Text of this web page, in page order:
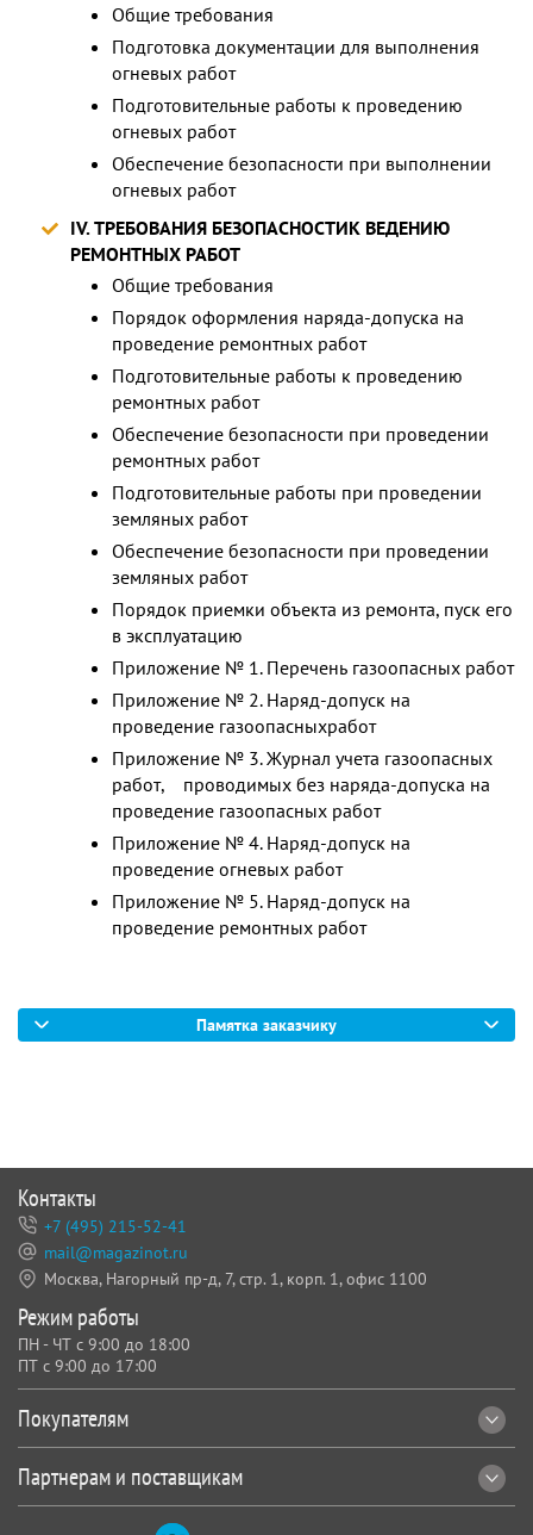
Общие требования
Подготовка документации для выполнения
огневых работ
Подготовительные работы к проведению
огневых работ
Обеспечение безопасности при выполнении
огневых работ
IV. ТРЕБОВАНИЯ БЕЗОПАСНОСТИК ВЕДЕНИЮ
РЕМОНТНЫХ РАБОТ
Общие требования
Порядок оформления наряда-допуска на
проведение ремонтных работ
Подготовительные работы к проведению
ремонтных работ
Обеспечение безопасности при проведении
ремонтных работ
Подготовительные работы при проведении
земляных работ
Обеспечение безопасности при проведении
земляных работ
Порядок приемки объекта из ремонта, пуск его
в эксплуатацию
Приложение № 1. Перечень газоопасных работ
Приложение № 2. Наряд-допуск на
проведение газоопасныхработ
Приложение № 3. Журнал учета газоопасных
работ, проводимых без наряда-допуска на
проведение газоопасных работ
Приложение № 4. Наряд-допуск на
проведение огневых работ
Приложение № 5. Наряд-допуск на
проведение ремонтных работ
Памятка заказчику
Покупателям
Партнерам и поставщикам
Контакты
+7 (495) 215-52-41
mail@magazinot.ru
Москва, Нагорный пр-д, 7, стр. 1, корп. 1, офис 1100
Режим работы
ПН - ЧТ с 9:00 до 18:00
ПТ с 9:00 до 17:00